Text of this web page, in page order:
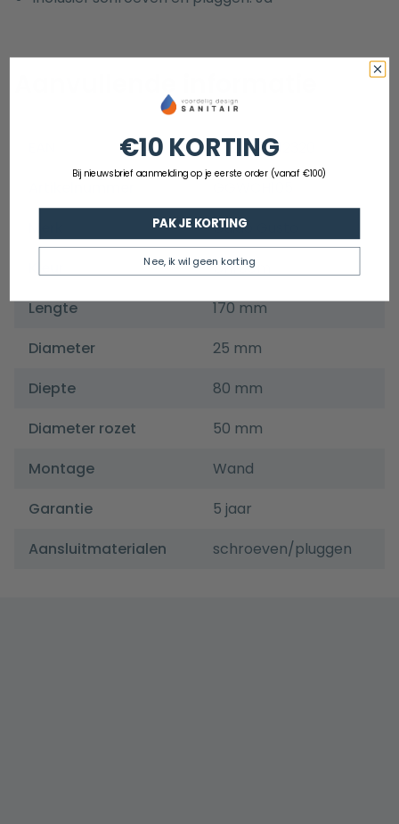
Aanvullende informatie
8721098512320
Guido Gusto
Chroom
Lengte
170 mm
Diameter
25 mm
Diepte
80 mm
Diameter rozet
50 mm
Montage
Wand
Garantie
5 jaar
Aansluitmaterialen
schroeven/pluggen
€10 KORTING
Bij nieuwsbrief aanmelding op je eerste order (vanaf €100)
PAK JE KORTING
Nee, ik wil geen korting